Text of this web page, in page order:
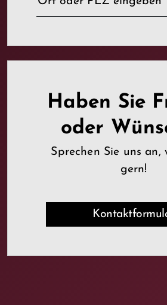
Haben Sie
oder
Sprechen Sie uns an,
gern!